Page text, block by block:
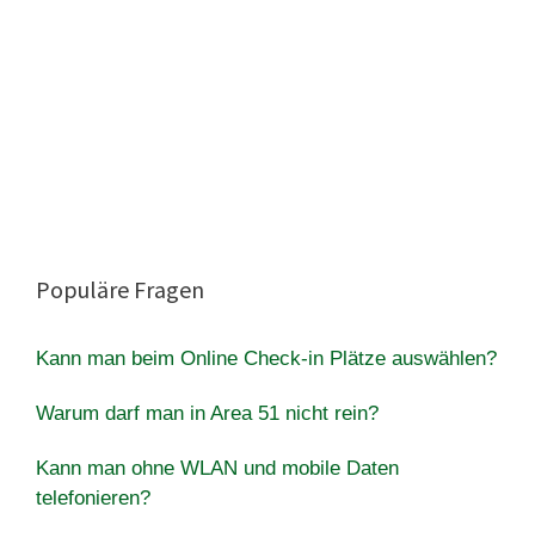
Populäre Fragen
Kann man beim Online Check-in Plätze auswählen?
Warum darf man in Area 51 nicht rein?
Kann man ohne WLAN und mobile Daten
telefonieren?